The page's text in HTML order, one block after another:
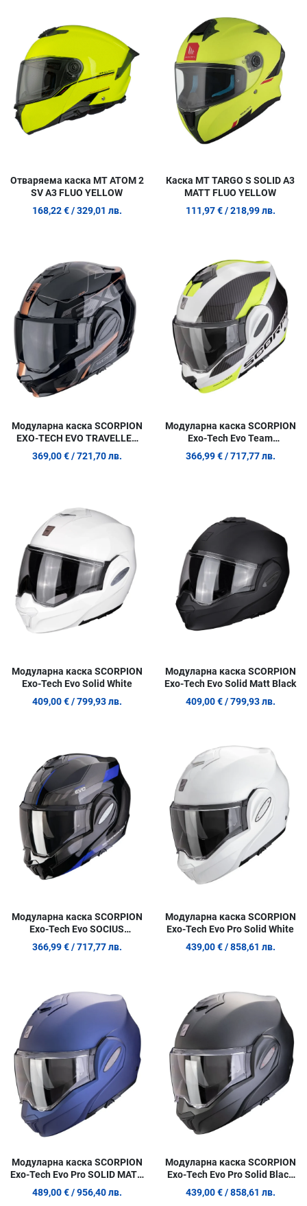
Сравни продукт
Quick View
Отваряема каска MT ATOM 2
SV A3 FLUO YELLOW
168,22 € / 329,01 лв.
Каска MT TARGO S SOLID A3
MATT FLUO YELLOW
111,97 € / 218,99 лв.
Сравни продукт
Quick View
Модуларна каска SCORPION
EXO-TECH EVO TRAVELLER
Black-Copper
369,00 € / 721,70 лв.
Модуларна каска SCORPION
Exo-Tech Evo Team
WHITE/YELLOW
366,99 € / 717,77 лв.
Сравни продукт
Quick View
Модуларна каска SCORPION
Exo-Tech Evo Solid White
409,00 € / 799,93 лв.
Модуларна каска SCORPION
Exo-Tech Evo Solid Matt Black
409,00 € / 799,93 лв.
Добави в любими
Сравни продукт
Quick View
Модуларна каска SCORPION
Exo-Tech Evo SOCIUS
BLACK/BLUE
366,99 € / 717,77 лв.
Модуларна каска SCORPION
Exo-Tech Evo Pro Solid White
439,00 € / 858,61 лв.
Добави в любими
Сравни продукт
Quick View
Модуларна каска SCORPION
Exo-Tech Evo Pro SOLID MATT
BLUE
489,00 € / 956,40 лв.
Модуларна каска SCORPION
Exo-Tech Evo Pro Solid Black
МАТТ
439,00 € / 858,61 лв.